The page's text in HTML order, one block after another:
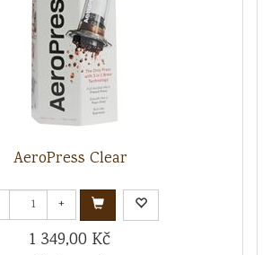
AeroPress Clear
+
1 349,00 Kč